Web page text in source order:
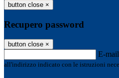
button close ×
Recupero password
button close ×
E-mail
all'indirizzo indicato con le istruzioni